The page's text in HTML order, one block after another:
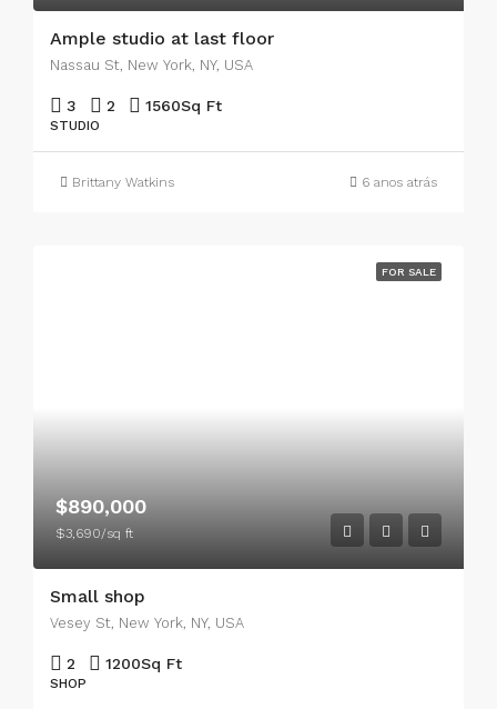
Ample studio at last floor
Nassau St, New York, NY, USA
3 2 1560Sq Ft
STUDIO
Brittany Watkins 6 anos atrás
FOR SALE
$890,000
$3,690/sq ft
Small shop
Vesey St, New York, NY, USA
2 1200Sq Ft
SHOP